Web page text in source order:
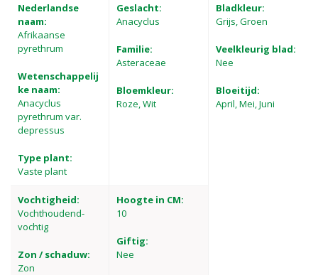
Nederlandse
naam:
Afrikaanse
pyrethrum
Wetenschappelij
ke naam:
Anacyclus
pyrethrum var.
depressus
Type plant:
Vaste plant
Geslacht:
Anacyclus
Familie:
Asteraceae
Bloemkleur:
Roze, Wit
Bladkleur:
Grijs, Groen
Veelkleurig blad:
Nee
Bloeitijd:
April, Mei, Juni
Vochtigheid:
Vochthoudend-
vochtig
Zon / schaduw:
Zon
Hoogte in CM:
10
Giftig:
Nee